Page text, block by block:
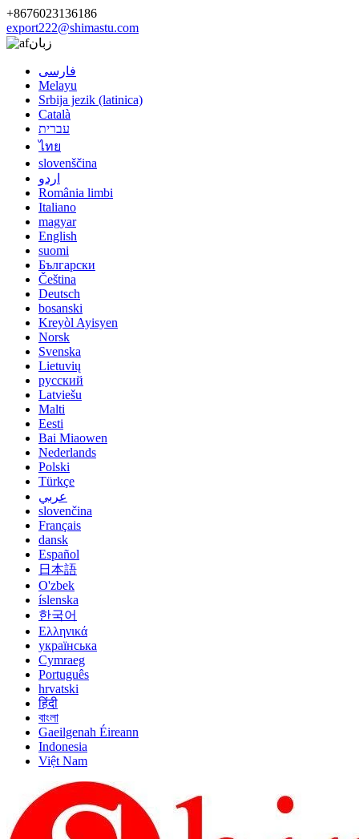
+8676023136186
export222@shimastu.com
زبان
فارسی
Melayu
Srbija jezik (latinica)
Català
עברית
ไทย
slovenščina
اردو
România limbi
Italiano
magyar
English
suomi
Български
Čeština
Deutsch
bosanski
Kreyòl Ayisyen
Norsk
Svenska
Lietuvių
русский
Latviešu
Malti
Eesti
Bai Miaowen
Nederlands
Polski
Türkçe
عربي
slovenčina
Français
dansk
Español
日本語
O'zbek
íslenska
한국어
Ελληνικά
українська
Cymraeg
Português
hrvatski
हिंदी
বাংলা
Gaeilgenah Éireann
Indonesia
Việt Nam